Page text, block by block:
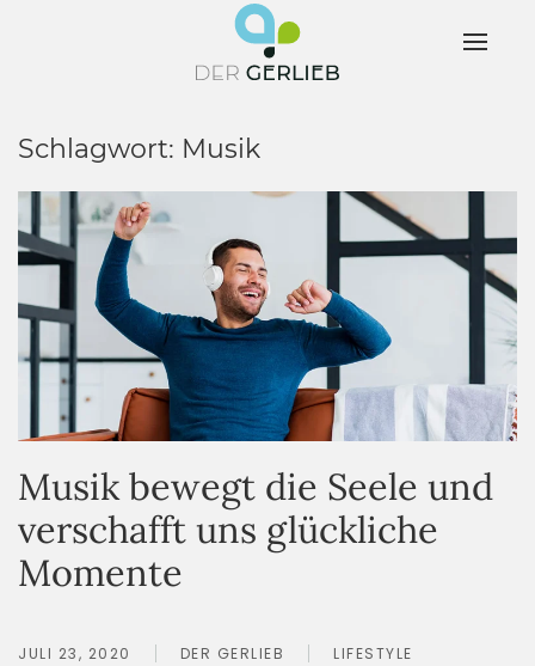
Schlagwort: Musik
Musik bewegt die Seele und
verschafft uns glückliche
Momente
JULI 23, 2020 DER GERLIEB LIFESTYLE